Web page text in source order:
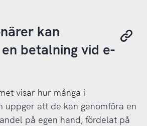
kan
betalning vid e-
visar hur många i
uppger att de kan genomföra en
på egen hand, fördelat på